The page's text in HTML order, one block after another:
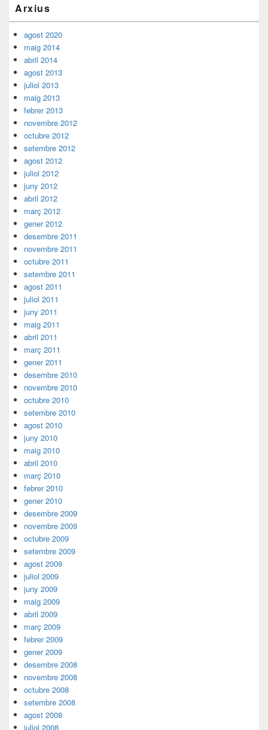
lateral
principal
Arxius
agost 2020
maig 2014
abril 2014
agost 2013
juliol 2013
maig 2013
febrer 2013
novembre 2012
octubre 2012
setembre 2012
agost 2012
juliol 2012
juny 2012
abril 2012
març 2012
gener 2012
desembre 2011
novembre 2011
octubre 2011
setembre 2011
agost 2011
juliol 2011
juny 2011
maig 2011
abril 2011
març 2011
gener 2011
desembre 2010
novembre 2010
octubre 2010
setembre 2010
agost 2010
juny 2010
maig 2010
abril 2010
març 2010
febrer 2010
gener 2010
desembre 2009
novembre 2009
octubre 2009
setembre 2009
agost 2009
juliol 2009
juny 2009
maig 2009
abril 2009
març 2009
febrer 2009
gener 2009
desembre 2008
novembre 2008
octubre 2008
setembre 2008
agost 2008
juliol 2008